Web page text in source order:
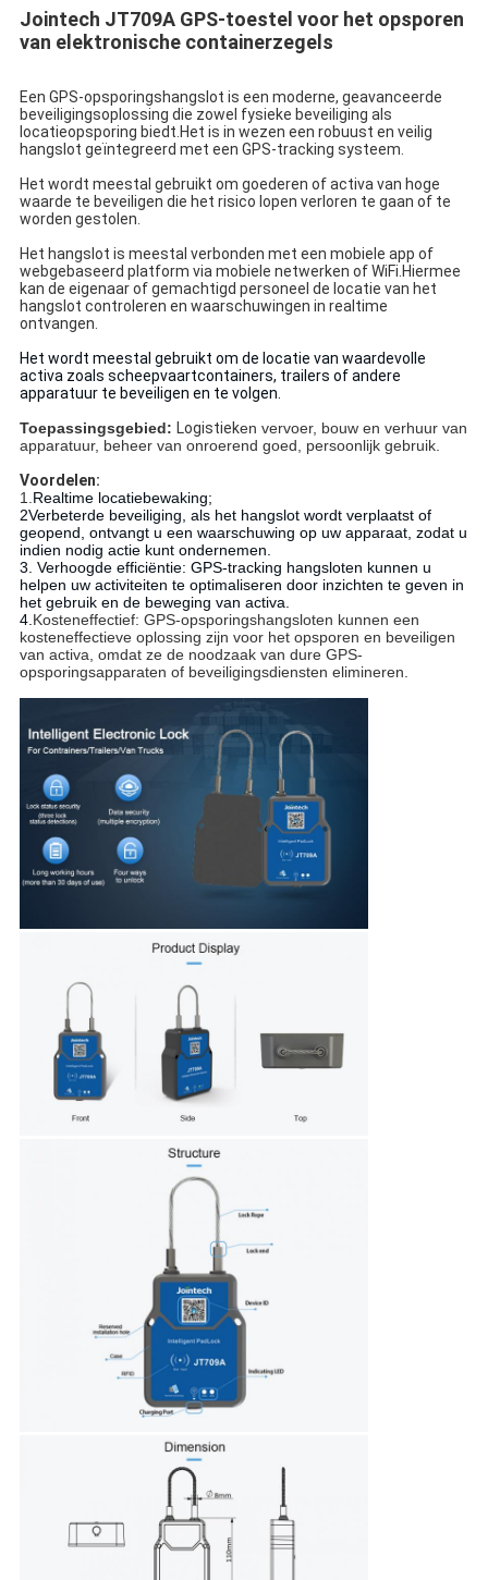
Jointech JT709A GPS-toestel voor het opsporen
van elektronische containerzegels
Een GPS-opsporingshangslot is een moderne, geavanceerde
beveiligingsoplossing die zowel fysieke beveiliging als
locatieopsporing biedt.Het is in wezen een robuust en veilig
hangslot geïntegreerd met een GPS-tracking systeem.
Het wordt meestal gebruikt om goederen of activa van hoge
waarde te beveiligen die het risico lopen verloren te gaan of te
worden gestolen.
Het hangslot is meestal verbonden met een mobiele app of
webgebaseerd platform via mobiele netwerken of WiFi.Hiermee
kan de eigenaar of gemachtigd personeel de locatie van het
hangslot controleren en waarschuwingen in realtime
ontvangen.
Het wordt meestal gebruikt om de locatie van waardevolle
activa zoals scheepvaartcontainers, trailers of andere
apparatuur te beveiligen en te volgen.
Toepassingsgebied: Logistieken vervoer, bouw en verhuur van
apparatuur, beheer van onroerend goed, persoonlijk gebruik.
Voordelen:
1.Realtime locatiebewaking;
2Verbeterde beveiliging, als het hangslot wordt verplaatst of
geopend, ontvangt u een waarschuwing op uw apparaat, zodat u
indien nodig actie kunt ondernemen.
3. Verhoogde efficiëntie: GPS-tracking hangsloten kunnen u
helpen uw activiteiten te optimaliseren door inzichten te geven in
het gebruik en de beweging van activa.
4.Kosteneffectief: GPS-opsporingshangsloten kunnen een
kosteneffectieve oplossing zijn voor het opsporen en beveiligen
van activa, omdat ze de noodzaak van dure GPS-
opsporingsapparaten of beveiligingsdiensten elimineren.